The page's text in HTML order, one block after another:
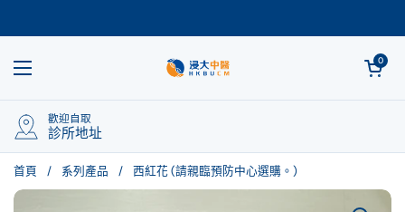
開啟選單
開啟購物車
0
歡迎自取
診所地址
首頁 / 系列產品 / 西紅花 (請親臨預防中心選購。)